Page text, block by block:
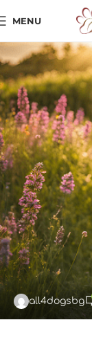
MENU
all4dogsbg